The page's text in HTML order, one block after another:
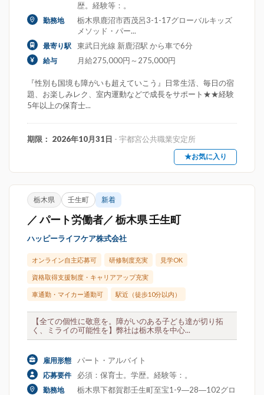
歴。経験等：。
勤務地
栃木県鹿沼市西茂呂3-1-17グローバルキッズ
メソッド・パー...
最寄り駅 東武日光線 新鹿沼駅 から車で6分
給与 月給275,000円～275,000円
『性別も国境も障がいも超えていこう』日常生活、毎日の宿
題、お楽しみレク、室内運動などで成長をサポート★★経験
5年以上の保育士...
期限： 2026年10月31日 - 宇都宮公共職業安定所
★お気に入り
栃木県 壬生町 新着
／ パート労働者／ 栃木県 壬生町
ハッピーライフケア株式会社
オンライン自主応募可 研修制度充実 見学OK
資格取得支援制度・キャリアアップ充実
車通勤・マイカー通勤可 駅近（徒歩10分以内）
【全ての個性に敬意を。障がいのある子ども達が切り拓
く、ミライの可能性を】弊社は栃木県を中心...
雇用形態 パート・アルバイト
応募要件 必須：保育士。学歴。経験等：。
勤務地
栃木県下都賀郡壬生町至宝1-9―28―102グロ